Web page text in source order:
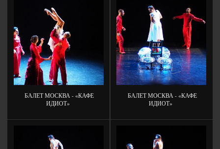
БАЛЕТ МОСКВА - «КАФЕ
ИДИОТ»
БАЛЕТ МОСКВА - «КАФЕ
ИДИОТ»